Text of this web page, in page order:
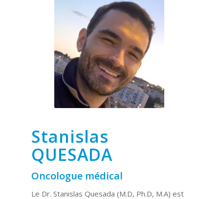
Stanislas
QUESADA
Oncologue médical
Le Dr. Stanislas Quesada (M.D, Ph.D, M.A) est